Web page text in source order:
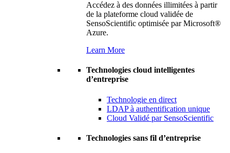
Accédez à des données illimitées à partir
de la plateforme cloud validée de
SensoScientific optimisée par Microsoft®
Azure.
Learn More
Technologies cloud intelligentes
d’entreprise
Technologie en direct
LDAP à authentification unique
Cloud Validé par SensoScientific
Technologies sans fil d’entreprise